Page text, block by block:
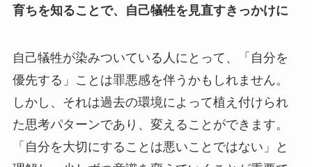
育ちを知ることで、自己犠牲を見直すきっかけに
自己犠牲が染みついている人にとって、「自分を
優先する」ことは罪悪感を伴うかもしれません。
しかし、それは過去の環境によって植え付けられ
た思考パターンであり、変えることができます。
「自分を大切にすることは悪いことではない」と